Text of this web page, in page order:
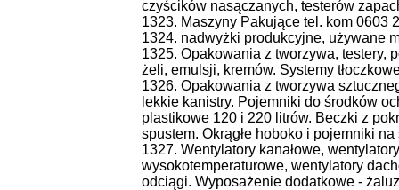
czyścików nasączanych, testerów
1323. Maszyny Pakujące tel. kom 0603
1324. nadwyżki produkcyjne, używane
1325. Opakowania z tworzywa, testery,
żeli, emulsji, kremów. Systemy
1326. Opakowania z tworzywa
lekkie kanistry. Pojemniki do środków
plastikowe 120 i 220 litrów. Beczki z
spustem. Okrągłe hoboko i pojemniki na
1327. Wentylatory kanałowe,
wysokotemperaturowe, wentylatory
odciągi. Wyposażenie dodatkowe -